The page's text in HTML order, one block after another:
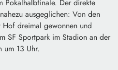
Pokalhalbfinale. Der direkte
ausgeglichen: Von den
dreimal gewonnen und
SF Sportpark im Stadion an der
um 13 Uhr.